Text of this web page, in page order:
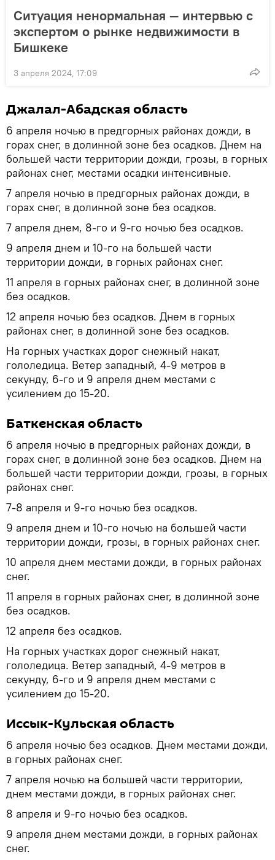
Ситуация ненормальная — интервью с
экспертом о рынке недвижимости в
Бишкеке
3 апреля 2024, 17:09
Джалал-Абадская область
6 апреля ночью в предгорных районах дожди, в
горах снег, в долинной зоне без осадков. Днем на
большей части территории дожди, грозы, в горных
районах снег, местами осадки интенсивные.
7 апреля ночью в предгорных районах дожди, в
горах снег, в долинной зоне без осадков.
7 апреля днем, 8-го и 9-го ночью без осадков.
9 апреля днем и 10-го на большей части
территории дожди, в горных районах снег.
11 апреля в горных районах снег, в долинной зоне
без осадков.
12 апреля ночью без осадков. Днем в горных
районах снег, в долинной зоне без осадков.
На горных участках дорог снежный накат,
гололедица. Ветер западный, 4-9 метров в
секунду, 6-го и 9 апреля днем местами с
усилением до 15-20.
Баткенская область
6 апреля ночью в предгорных районах дожди, в
горах снег, в долинной зоне без осадков. Днем на
большей части территории дожди, грозы, в горных
районах снег.
7-8 апреля и 9-го ночью без осадков.
9 апреля днем и 10-го ночью на большей части
территории дожди, грозы, в горных районах снег.
10 апреля днем местами дожди, в горных районах
снег.
11 апреля в горных районах снег, в долинной зоне
без осадков.
12 апреля без осадков.
На горных участках дорог снежный накат,
гололедица. Ветер западный, 4-9 метров в
секунду, 6-го и 9 апреля днем местами с
усилением до 15-20.
Иссык-Кульская область
6 апреля ночью без осадков. Днем местами дожди,
в горных районах снег.
7 апреля ночью на большей части территории,
днем местами дожди, в горных районах снег.
8 апреля и 9-го ночью без осадков.
9 апреля днем местами дожди, в горных районах
снег.